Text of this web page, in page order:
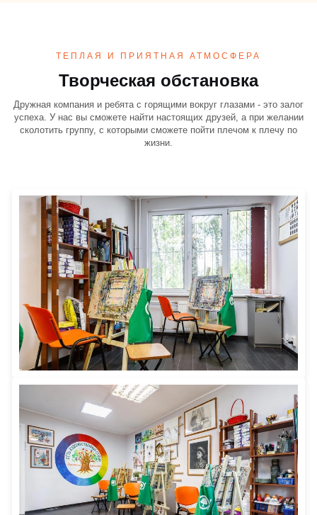
ТЕПЛАЯ И ПРИЯТНАЯ АТМОСФЕРА
Творческая обстановка
Дружная компания и ребята с горящими вокруг глазами - это залог
успеха. У нас вы сможете найти настоящих друзей, а при желании
сколотить группу, с которыми сможете пойти плечом к плечу по
жизни.